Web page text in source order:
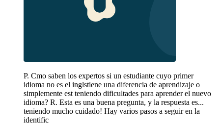
P. Cmo saben los expertos si un estudiante cuyo primer
idioma no es el inglstiene una diferencia de aprendizaje o
simplemente est teniendo dificultades para aprender el nuevo
idioma? R. Esta es una buena pregunta, y la respuesta es...
teniendo mucho cuidado! Hay varios pasos a seguir en la
identific